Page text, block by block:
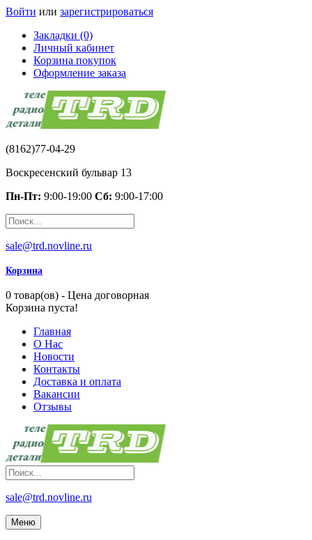
Войти или зарегистрироваться
Закладки (0)
Личный кабинет
Корзина покупок
Оформление заказа
(8162)77-04-29
Воскресенский бульвар 13
Пн-Пт: 9:00-19:00 Сб: 9:00-17:00
sale@trd.novline.ru
Корзина
0 товар(ов) - Цена договорная
Корзина пуста!
Главная
О Нас
Новости
Контакты
Доставка и оплата
Вакансии
Отзывы
sale@trd.novline.ru
Меню